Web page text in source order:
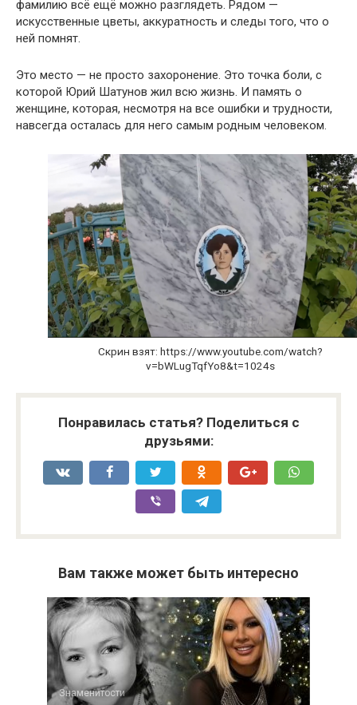
фамилию всё ещё можно разглядеть. Рядом —
искусственные цветы, аккуратность и следы того, что о
ней помнят.
Это место — не просто захоронение. Это точка боли, с
которой Юрий Шатунов жил всю жизнь. И память о
женщине, которая, несмотря на все ошибки и трудности,
навсегда осталась для него самым родным человеком.
Скрин взят: https://www.youtube.com/watch?
v=bWLugTqfYo8&t=1024s
Понравилась статья? Поделиться с
друзьями:
Вам также может быть интересно
Знаменитости